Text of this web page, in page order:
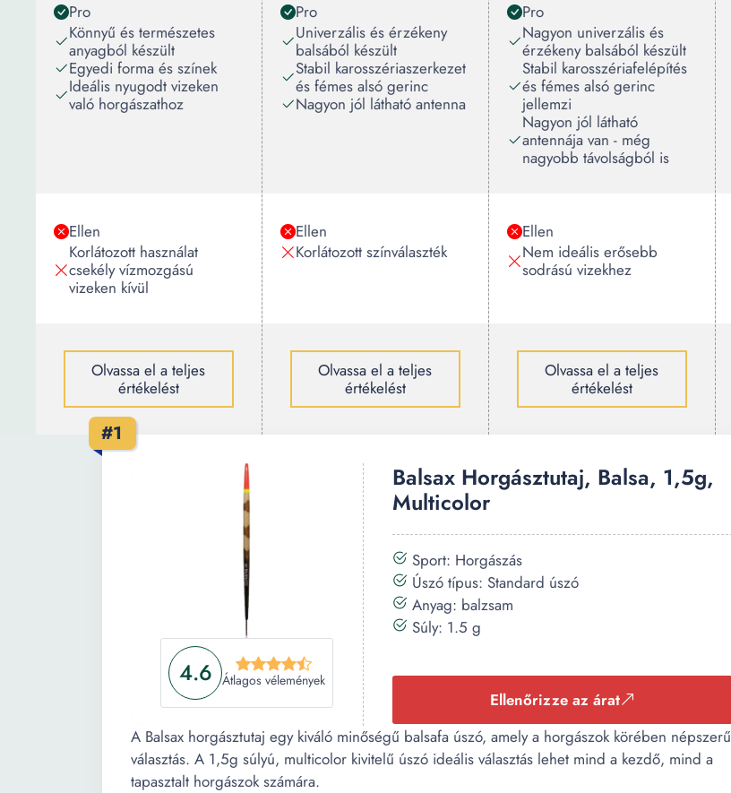
Pro
Könnyű és természetes
anyagból készült
Egyedi forma és színek
Ideális nyugodt vizeken
való horgászathoz
Ellen
Korlátozott használat
csekély vízmozgású
vizeken kívül
Olvassa el a teljes
értékelést
Pro
Univerzális és érzékeny
balsából készült
Stabil karosszériaszerkezet
és fémes alsó gerinc
Nagyon jól látható antenna
Ellen
Korlátozott színválaszték
Olvassa el a teljes
értékelést
Pro
Nagyon univerzális és
érzékeny balsából készült
Stabil karosszériafelépítés
és fémes alsó gerinc
jellemzi
Nagyon jól látható
antennája van - még
nagyobb távolságból is
Ellen
Nem ideális erősebb
sodrású vizekhez
Olvassa el a teljes
értékelést
#1
4.6 Átlagos vélemények
Balsax Horgásztutaj, Balsa, 1,5g,
Multicolor
Sport: Horgászás
Úszó típus: Standard úszó
Anyag: balzsam
Súly: 1.5 g
Ellenőrizze az árat
A Balsax horgásztutaj egy kiváló minőségű balsafa úszó, amely a horgászok körében népszerű
választás. A 1,5g súlyú, multicolor kivitelű úszó ideális választás lehet mind a kezdő, mind a
tapasztalt horgászok számára.